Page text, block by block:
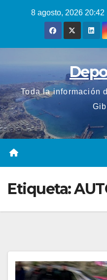
8 agosto, 2026 20:42
Toda la información
Etiqueta: